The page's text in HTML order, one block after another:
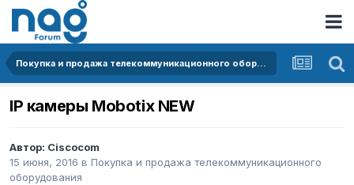
Покупка и продажа телекоммуникационного оборудования
IP камеры Mobotix NEW
Автор: Ciscocom
15 июня, 2016 в Покупка и продажа телекоммуникационного
оборудования